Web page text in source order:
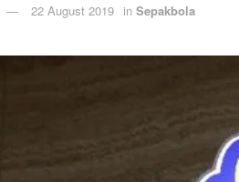
22 August 2019 in Sepakbola